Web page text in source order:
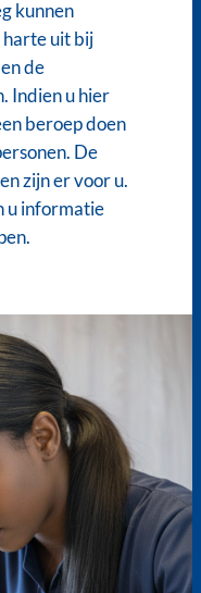
kunnen
harte uit bij
de
Indien u hier
beroep doen
De
zijn er voor u.
u informatie